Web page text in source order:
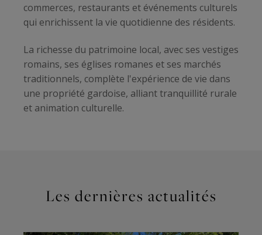
commerces, restaurants et événements culturels
qui enrichissent la vie quotidienne des résidents.
La richesse du patrimoine local, avec ses vestiges
romains, ses églises romanes et ses marchés
traditionnels, complète l'expérience de vie dans
une propriété gardoise, alliant tranquillité rurale
et animation culturelle.
Les dernières actualités